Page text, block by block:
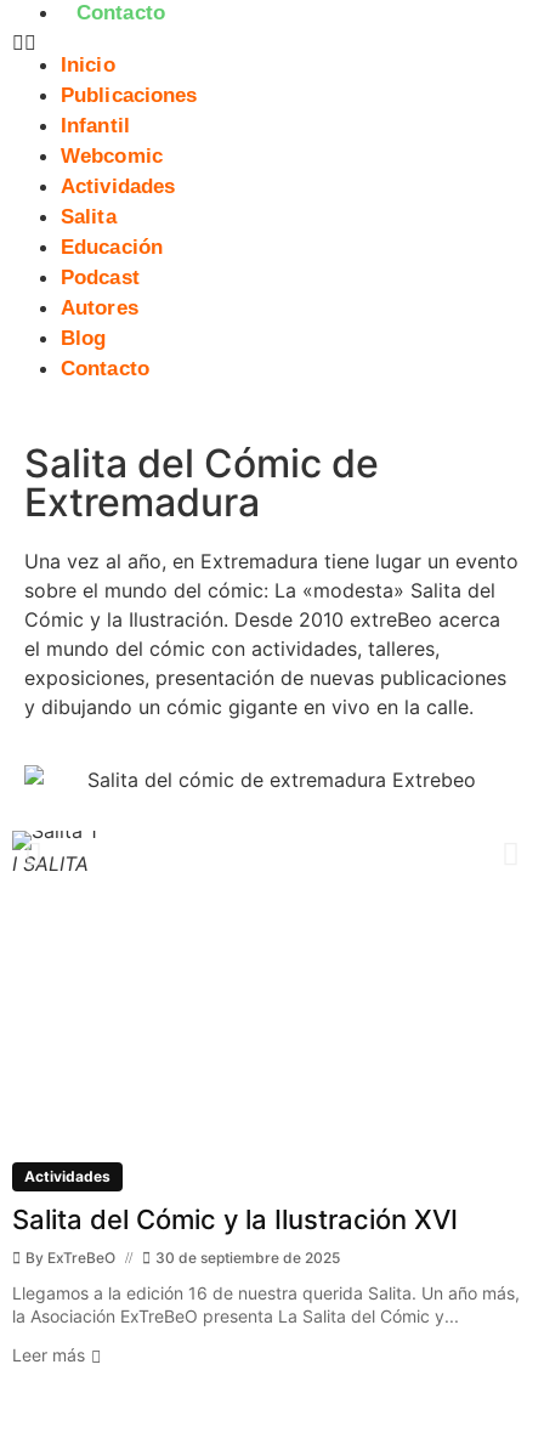
Contacto
Inicio
Publicaciones
Infantil
Webcomic
Actividades
Salita
Educación
Podcast
Autores
Blog
Contacto
Salita del Cómic de
Extremadura
Una vez al año, en Extremadura tiene lugar un evento
sobre el mundo del cómic: La «modesta» Salita del
Cómic y la Ilustración. Desde 2010 extreBeo acerca
el mundo del cómic con actividades, talleres,
exposiciones, presentación de nuevas publicaciones
y dibujando un cómic gigante en vivo en la calle.
I SALITA
Actividades
Salita del Cómic y la Ilustración XVI
By ExTreBeO 30 de septiembre de 2025
Llegamos a la edición 16 de nuestra querida Salita. Un año más,
la Asociación ExTreBeO presenta La Salita del Cómic y...
Leer más